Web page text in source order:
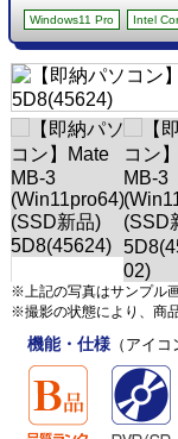
Windows11 Pro Intel
※上記の写真はサンプル
※撮影の状態により、商
機能・仕様（アイコ